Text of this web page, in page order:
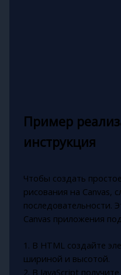
Пример
инструкция
Чтобы создать
рисования на Canvas,
последовательности.
Canvas приложения
1. В HTML создайте
шириной и высотой.
2. В JavaScript